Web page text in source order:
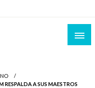
RESPALDA A SUS MAESTROS